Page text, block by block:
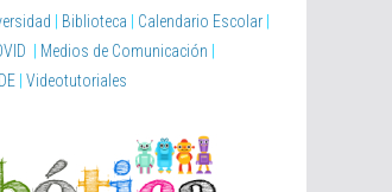
Biblioteca Calendario Escolar
Medios de Comunicación
Videotutoriales